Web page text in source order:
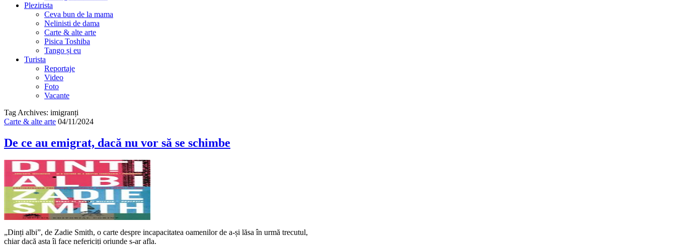
Plezirista
Ceva bun de la mama
Nelinisti de dama
Carte & alte arte
Pisica Toshiba
Tango și eu
Turista
Reportaje
Video
Foto
Vacante
Tag Archives: imigranți
Carte & alte arte 04/11/2024
De ce au emigrat, dacă nu vor să se schimbe
„Dinți albi”, de Zadie Smith, o carte despre incapacitatea oamenilor de a-și lăsa în urmă trecutul,
chiar dacă asta îi face nefericiți oriunde s-ar afla.